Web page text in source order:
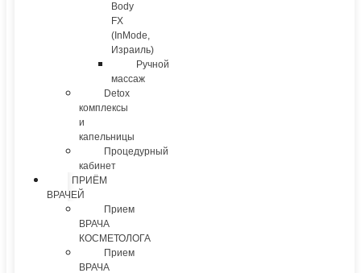
Body
FX
(InMode,
Израиль)
Ручной
массаж
Detox
комплексы
и
капельницы
Процедурный
кабинет
ПРИЁМ
ВРАЧЕЙ
Прием
ВРАЧА
КОСМЕТОЛОГА
Прием
ВРАЧА